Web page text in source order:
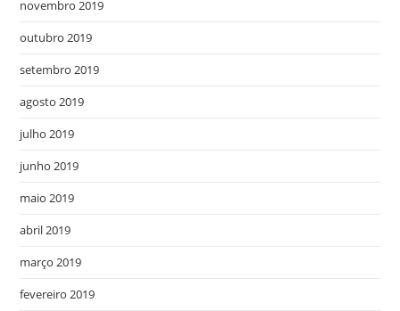
novembro 2019
outubro 2019
setembro 2019
agosto 2019
julho 2019
junho 2019
maio 2019
abril 2019
março 2019
fevereiro 2019